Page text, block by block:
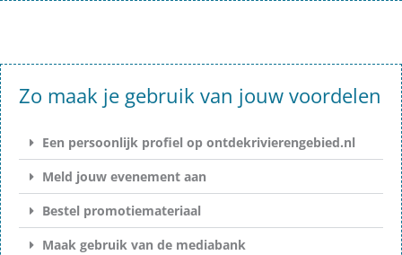
Zo maak je gebruik van jouw voordelen
Een persoonlijk profiel op ontdekrivierengebied.nl
Meld jouw evenement aan
Bestel promotiemateriaal
Maak gebruik van de mediabank